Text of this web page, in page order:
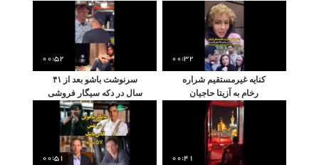
نداشتم
ادعای کاظم دانشی
00:32
کنایه غیرمستقیم شراره
رخام به آزیتا حاجیان
00:52
سرنوشت باشو بعد از ۴۱
سال در دکه سیگار فروشی
00:41
00:51